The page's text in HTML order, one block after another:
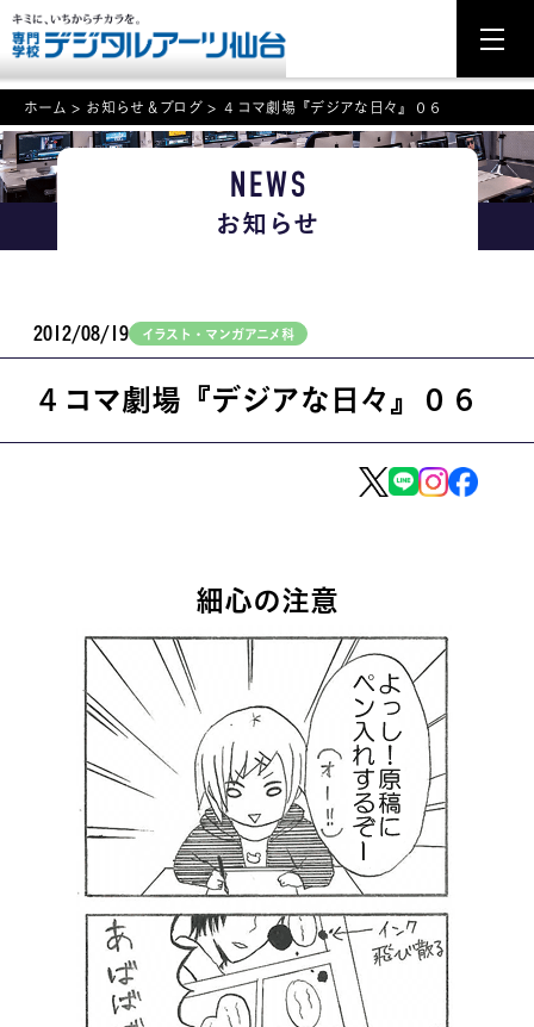
NEWS
学科・専攻案内
学校案内
就職・資格
留学生のみなさま
保護者のみなさま
企業のみなさま
卒業生のみなさま
資料請求
お問い合わせ
交通アクセス
学校情報公開
よくある質問
個人情報保護
サイトマップ
ホーム > お知らせ＆ブログ > ４コマ劇場『デジアな日々』０６
NEWS
お知らせ
2012/08/19 イラスト・マンガアニメ科
４コマ劇場『デジアな日々』０６
細心の注意